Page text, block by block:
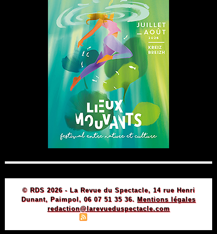
© RDS 2026 - La Revue du Spectacle, 14 rue Henri
Dunant, Paimpol, 06 07 51 35 36. Mentions légales
redaction@larevueduspectacle.com